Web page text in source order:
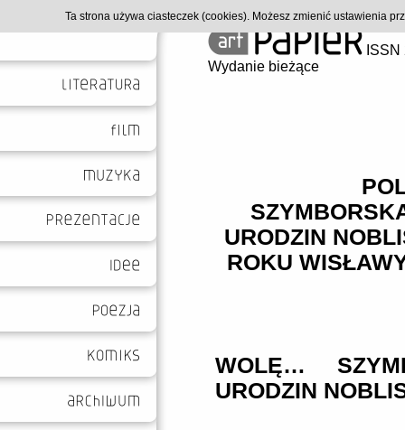
Wydanie bieżące
URODZIN
ROKU
WOLĘ…
URODZIN
Ta strona używa ciasteczek (cookies). Możesz zmienić ustawienia